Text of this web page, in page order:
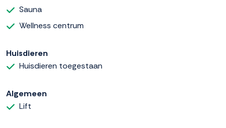
Sauna
Wellness centrum
Huisdieren
Huisdieren toegestaan
Algemeen
Lift